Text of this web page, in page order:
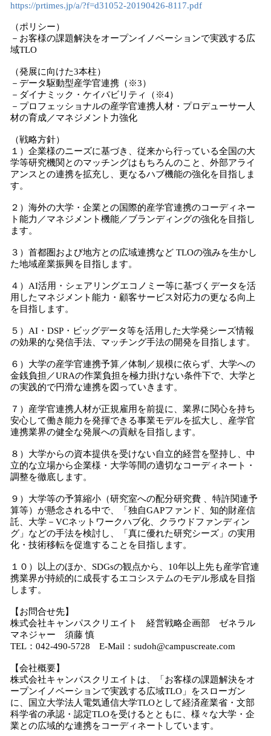
https://prtimes.jp/a/?f=d31052-20190426-8117.pdf
（ポリシー）
－お客様の課題解決をオープンイノベーションで実践する広
域TLO
（発展に向けた3本柱）
－データ駆動型産学官連携（※3）
－ダイナミック・ケイパビリティ（※4）
－プロフェッショナルの産学官連携人材・プロデューサー人
材の育成／マネジメント力強化
（戦略方針）
１）企業様のニーズに基づき、従来から行っている全国の大
学等研究機関とのマッチングはもちろんのこと、外部アライ
アンスとの連携を拡充し、更なるハブ機能の強化を目指しま
す。
２）海外の大学・企業との国際的産学官連携のコーディネー
ト能力／マネジメント機能／ブランディングの強化を目指し
ます。
３）首都圏および地方との広域連携など TLOの強みを生かし
た地域産業振興を目指します。
４）AI活用・シェアリングエコノミー等に基づくデータを活
用したマネジメント能力・顧客サービス対応力の更なる向上
を目指します。
５）AI・DSP・ビッグデータ等を活用した大学発シーズ情報
の効果的な発信手法、マッチング手法の開発を目指します。
６）大学の産学官連携予算／体制／規模に依らず、大学への
金銭負担／URAの作業負担を極力掛けない条件下で、大学と
の実践的で円滑な連携を図っていきます。
７）産学官連携人材が正規雇用を前提に、業界に関心を持ち
安心して働き能力を発揮できる事業モデルを拡大し、産学官
連携業界の健全な発展への貢献を目指します。
８）大学からの資本提供を受けない自立的経営を堅持し、中
立的な立場から企業様・大学等間の適切なコーディネート・
調整を徹底します。
９）大学等の予算縮小（研究室への配分研究費 、特許関連予
算等）が懸念される中で、「独自GAPファンド、知的財産信
託、大学－VCネットワークハブ化、クラウドファンディン
グ」などの手法を検討し、「真に優れた研究シーズ」の実用
化・技術移転を促進することを目指します。
１０）以上のほか、SDGsの観点から、10年以上先も産学官連
携業界が持続的に成長するエコシステムのモデル形成を目指
します。
【お問合せ先】
株式会社キャンパスクリエイト 経営戦略企画部 ゼネラル
マネジャー 須藤 慎
TEL：042-490-5728 E-Mail：sudoh@campuscreate.com
【会社概要】
株式会社キャンパスクリエイトは、「お客様の課題解決をオ
ープンイノベーションで実践する広域TLO」をスローガン
に、国立大学法人電気通信大学TLOとして経済産業省・文部
科学省の承認・認定TLOを受けるとともに、様々な大学・企
業との広域的な連携をコーディネートしています。